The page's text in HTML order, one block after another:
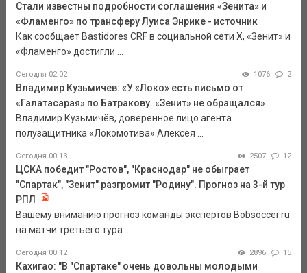
Стали известны подробности соглашения «Зенита» и
«Фламенго» по трансферу Луиса Энрике - источник
Как сообщает Bastidores CRF в социальной сети Х, «Зенит» и
«Фламенго» достигли ...
Сегодня 02:02 1076 2
Владимир Кузьмичев: «У «Локо» есть письмо от
«Галатасарая» по Батракову. «Зенит» не обращался»
Владимир Кузьмичёв, доверенное лицо агента
полузащитника «Локомотива» Алексея ...
Сегодня 00:13 2507 12
ЦСКА победит "Ростов", "Краснодар" не обыграет
"Спартак", "Зенит" разгромит "Родину". Прогноз на 3-й тур
РПЛ
Вашему вниманию прогноз команды экспертов Bobsoccer.ru
на матчи третьего тура ...
Сегодня 00:12 2896 15
Кахигао: "В "Спартаке" очень довольны молодыми